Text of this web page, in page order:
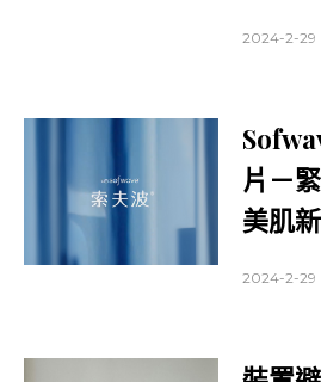
2024-2-29
片－
美肌
2024-2-29